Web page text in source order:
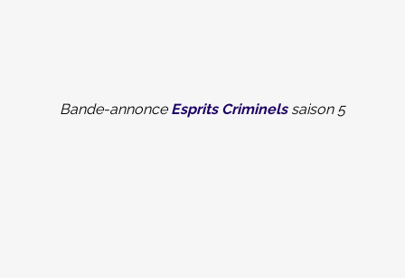
Bande-annonce Esprits Criminelssaison 5